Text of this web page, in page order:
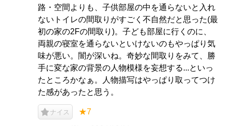
路・空間よりも、子供部屋の中を通らないと入れ
ないトイレの間取りがすごく不自然だと思った(最
初の家の2Fの間取り)。子ども部屋に行くのに、
両親の寝室を通らないといけないのもやっぱり気
味が悪い。闇が深いね。奇妙な間取りをみて、勝
手に変な家の背景の人物模様を妄想する...といっ
たところかなぁ。人物描写はやっぱり取ってつけ
た感があったと思う。
ナイス ★7